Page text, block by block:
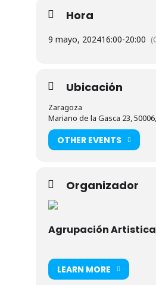
Hora
9 mayo, 202416:00-20:00
Ubicación
Zaragoza
Mariano de la Gasca 23,
OTHER EVENTS
Organizador
Agrupación
LEARN MORE